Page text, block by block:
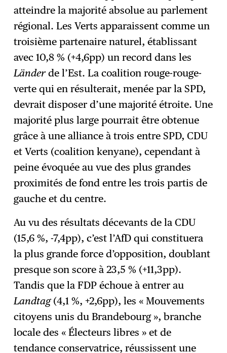
atteindre la majorité absolue au parlement
régional. Les Verts apparaissent comme un
troisième partenaire naturel, établissant
avec 10,8 % (+4,6pp) un record dans les
Länderde l’Est. La coalition rouge-rouge-
verte qui en résulterait, menée par la SPD,
devrait disposer d’une majorité étroite. Une
majorité plus large pourrait être obtenue
grâce à une alliance à trois entre SPD, CDU
et Verts (coalition kenyane), cependant à
peine évoquée au vue des plus grandes
proximités de fond entre les trois partis de
gauche et du centre.
Au vu des résultats décevants de la CDU
(15,6 %, -7,4pp), c’est l’AfD qui constituera
la plus grande force d’opposition, doublant
presque son score à 23,5 % (+11,3pp).
Tandis que la FDP échoue à entrer au
Landtag(4,1 %, +2,6pp), les « Mouvements
citoyens unis du Brandebourg », branche
locale des « Électeurs libres » et de
tendance conservatrice, réussissent une